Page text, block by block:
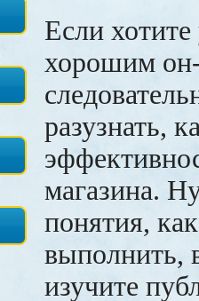
Если хотите
хорошим
разузнать,
магазина.
понятия,
выполнить,
изучите